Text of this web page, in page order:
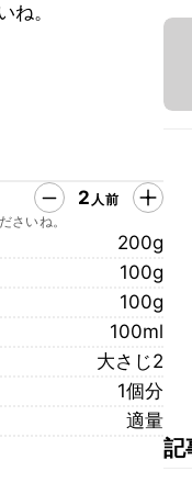
ね。
2 人前
さいね。
200g
100g
100g
100ml
大さじ2
1個分
適量
記